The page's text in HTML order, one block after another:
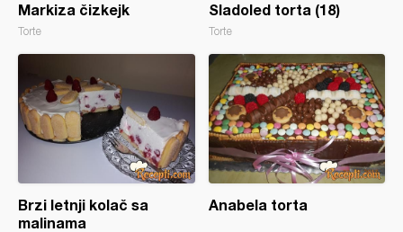
Markiza čizkejk
Torte
Sladoled torta (18)
Torte
Brzi letnji kolač sa
malinama
Anabela torta